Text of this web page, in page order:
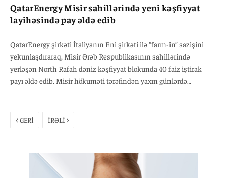
QatarEnergy Misir sahillərində yeni kəşfiyyat
layihəsində pay əldə edib
QatarEnergy şirkəti İtaliyanın Eni şirkəti ilə “farm-in” sazişini
yekunlaşdıraraq, Misir Ərəb Respublikasının sahillərində
yerləşən North Rafah dəniz kəşfiyyat blokunda 40 faiz iştirak
payı əldə edib. Misir hökuməti tərəfindən yaxın günlərdə
qalacaq. Energetika məsələləri üzrə dövlət naziri, QatarEnergy
GERİ İRƏLİ